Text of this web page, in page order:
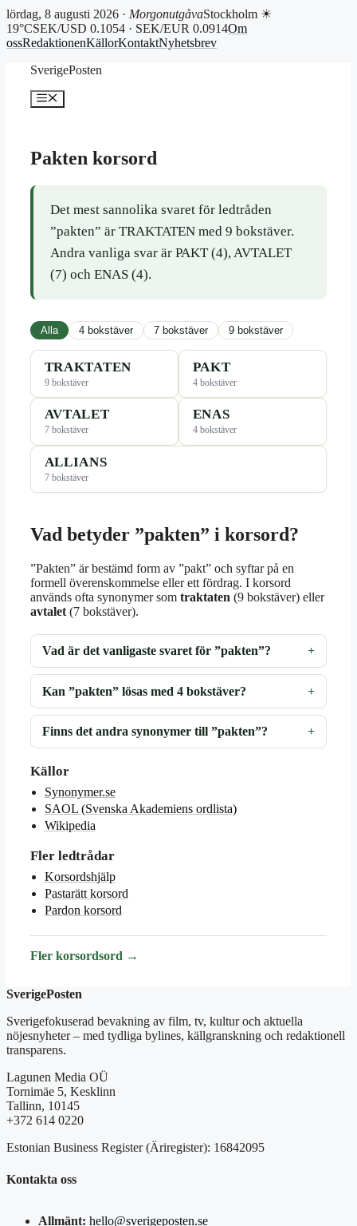
lördag, 8 augusti 2026 · MorgonutgåvaStockholm ☀
19°CSEK/USD 0.1054 · SEK/EUR 0.0914Om
ossRedaktionenKällorKontaktNyhetsbrev
SverigePosten
Meny
Pakten korsord
Det mest sannolika svaret för ledtråden
”pakten” är TRAKTATEN med 9 bokstäver.
Andra vanliga svar är PAKT (4), AVTALET
(7) och ENAS (4).
Alla 4 bokstäver 7 bokstäver 9 bokstäver
TRAKTATEN
9 bokstäver
PAKT
4 bokstäver
AVTALET
7 bokstäver
ENAS
4 bokstäver
ALLIANS
7 bokstäver
Vad betyder ”pakten” i korsord?
”Pakten” är bestämd form av ”pakt” och syftar på en
formell överenskommelse eller ett fördrag. I korsord
används ofta synonymer som traktaten (9 bokstäver) eller
avtalet (7 bokstäver).
Vad är det vanligaste svaret för ”pakten”?
Kan ”pakten” lösas med 4 bokstäver?
Finns det andra synonymer till ”pakten”?
Källor
Synonymer.se
SAOL (Svenska Akademiens ordlista)
Wikipedia
Fler ledtrådar
Korsordshjälp
Pastarätt korsord
Pardon korsord
Fler korsordsord →
SverigePosten
Sverigefokuserad bevakning av film, tv, kultur och aktuella
nöjesnyheter – med tydliga bylines, källgranskning och redaktionell
transparens.
Lagunen Media OÜ
Tornimäe 5, Kesklinn
Tallinn, 10145
+372 614 0220
Estonian Business Register (Äriregister): 16842095
Kontakta oss
Allmänt: hello@sverigeposten.se